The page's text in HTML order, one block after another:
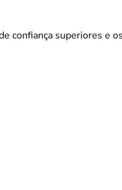
confiança superiores e